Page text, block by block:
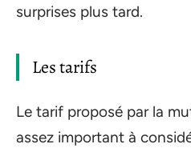
surprises plus tard.
Les tarifs
Le tarif proposé par la
assez important à